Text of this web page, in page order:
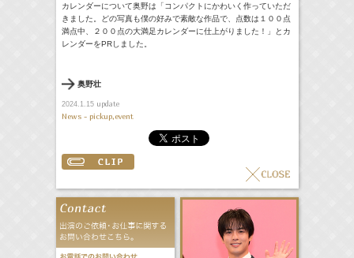
カレンダーについて奥野は「コンパクトにかわいく作っていただ
きました。どの写真も僕の好みで素敵な作品で、点数は１００点
満点中、２００点の大満足カレンダーに仕上がりました！」とカ
レンダーをPRしました。
奥野壮
2024.1.15update
News - pickup,event